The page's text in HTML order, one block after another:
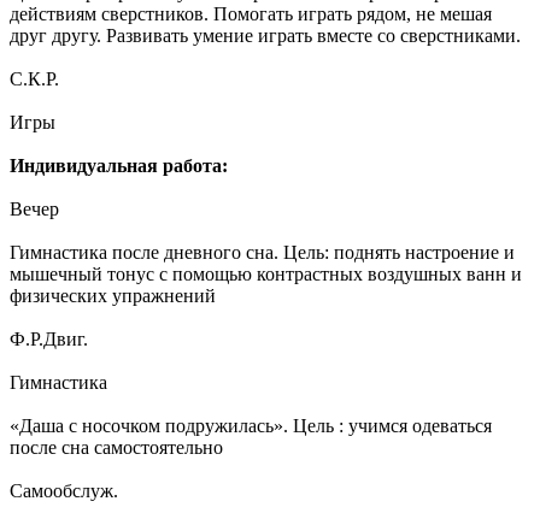
действиям сверстников. Помогать играть рядом, не мешая
друг другу. Развивать умение играть вместе со сверстниками.
С.К.Р.
Игры
Индивидуальная работа:
Вечер
Гимнастика после дневного сна. Цель: поднять настроение и
мышечный тонус с помощью контрастных воздушных ванн и
физических упражнений
Ф.Р.Двиг.
Гимнастика
«Даша с носочком подружилась». Цель : учимся одеваться
после сна самостоятельно
Самообслуж.